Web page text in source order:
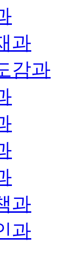
과
감과
과
과